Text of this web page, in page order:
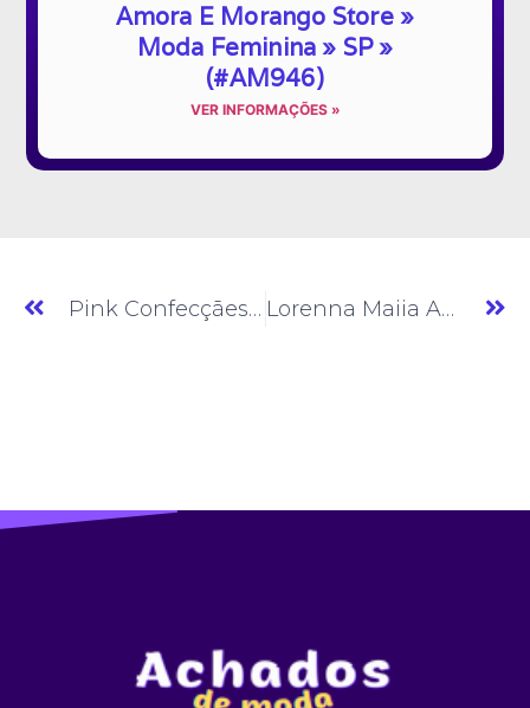
Amora E Morango Store »
Moda Feminina » SP »
(#AM946)
VER INFORMAÇÕES »
Pink Confecçães » Moda Feminina » SP » (#AM492) Lorenna Maiia Atacado » Moda Feminina » SP » (#AM494)